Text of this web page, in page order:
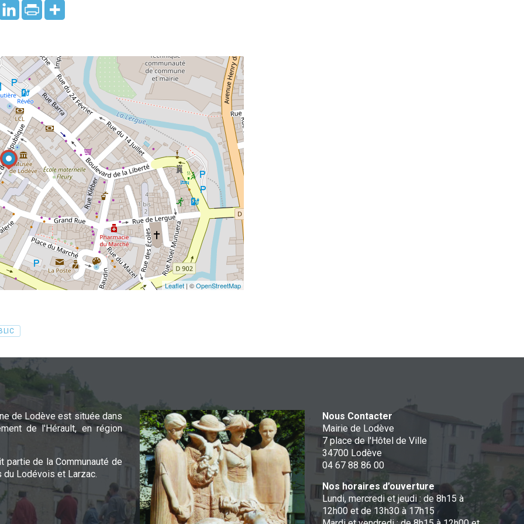
Leaflet | ©OpenStreetMap
de Lodève est située dans
de l'Hérault, en région
partie de la Communauté de
du Lodévois et Larzac.
Nous Contacter
Mairie de Lodève
7 place de l'Hôtel de Ville
34700 Lodève
04 67 88 86 00
Nos horaires d’ouverture
Lundi, mercredi et jeudi : de 8h15 à
12h00 et de 13h30 à 17h15